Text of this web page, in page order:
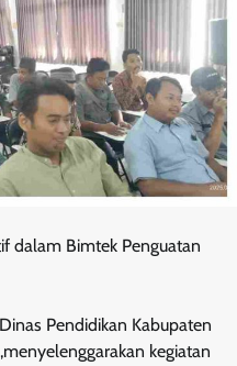
dalam Bimtek Penguatan
Pendidikan Kabupaten
kegiatan